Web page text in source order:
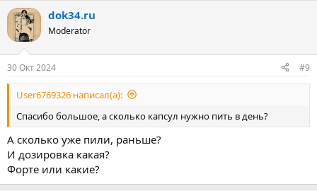
к
ц
и
dok34.ru
Moderator
30 Окт 2024 #9
User6769326 написал(а):
Спасибо большое, а сколько капсул нужно пить в день?
А сколько уже пили, раньше?
И дозировка какая?
Форте или какие?